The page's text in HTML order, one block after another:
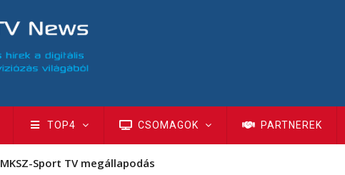
TOP4 CSOMAGOK PARTNEREK
MKSZ-Sport TV megállapodás